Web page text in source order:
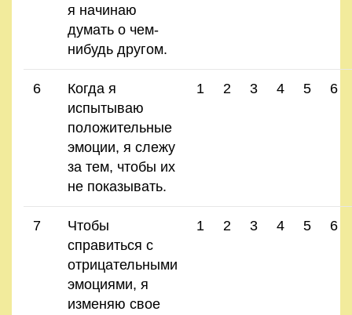
я начинаю
думать о чем-
нибудь другом.
6
Когда я
испытываю
положительные
эмоции, я слежу
за тем, чтобы их
не показывать.
1 2 3 4 5 6
7
Чтобы
справиться с
отрицательными
эмоциями, я
изменяю свое
1 2 3 4 5 6